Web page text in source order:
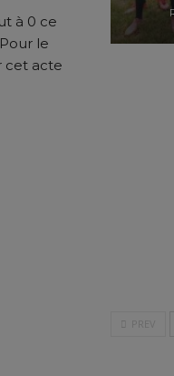
à 0 ce
le
cet acte